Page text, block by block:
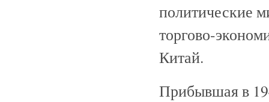
политические
торгово-
Китай.
Прибывшая в